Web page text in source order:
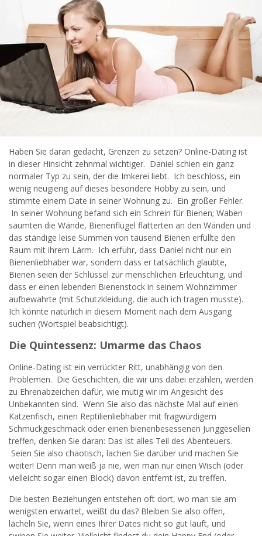
Haben Sie daran gedacht, Grenzen zu setzen? Online-Dating ist
in dieser Hinsicht zehnmal wichtiger. Daniel schien ein ganz
normaler Typ zu sein, der die Imkerei liebt. Ich beschloss, ein
wenig neugierig auf dieses besondere Hobby zu sein, und
stimmte einem Date in seiner Wohnung zu. Ein großer Fehler.
In seiner Wohnung befand sich ein Schrein für Bienen; Waben
säumten die Wände, Bienenflügel flatterten an den Wänden und
das ständige leise Summen von tausend Bienen erfüllte den
Raum mit ihrem Lärm. Ich erfuhr, dass Daniel nicht nur ein
Bienenliebhaber war, sondern dass er tatsächlich glaubte,
Bienen seien der Schlüssel zur menschlichen Erleuchtung, und
dass er einen lebenden Bienenstock in seinem Wohnzimmer
aufbewahrte (mit Schutzkleidung, die auch ich tragen musste).
Ich könnte natürlich in diesem Moment nach dem Ausgang
suchen (Wortspiel beabsichtigt).
Die Quintessenz: Umarme das Chaos
Online-Dating ist ein verrückter Ritt, unabhängig von den
Problemen. Die Geschichten, die wir uns dabei erzählen, werden
zu Ehrenabzeichen dafür, wie mutig wir im Angesicht des
Unbekannten sind. Wenn Sie also das nächste Mal auf einen
Katzenfisch, einen Reptilienliebhaber mit fragwürdigem
Schmuckgeschmack oder einen bienenbesessenen Junggesellen
treffen, denken Sie daran: Das ist alles Teil des Abenteuers.
Seien Sie also chaotisch, lachen Sie darüber und machen Sie
weiter! Denn man weiß ja nie, wen man nur einen Wisch (oder
vielleicht sogar einen Block) davon entfernt ist, zu treffen.
Die besten Beziehungen entstehen oft dort, wo man sie am
wenigsten erwartet, weißt du das? Bleiben Sie also offen,
lächeln Sie, wenn eines Ihrer Dates nicht so gut läuft, und